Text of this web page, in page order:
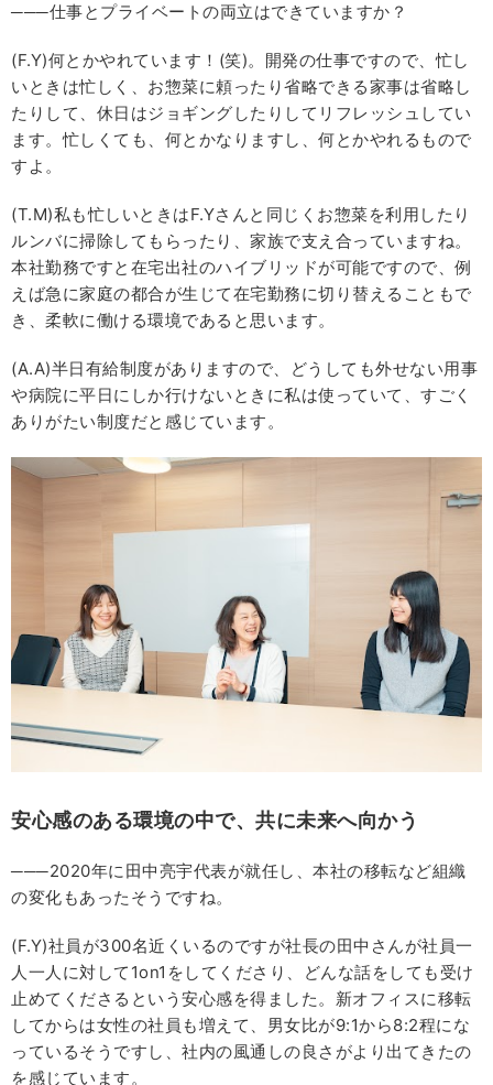
───仕事とプライベートの両立はできていますか？
(F.Y)何とかやれています！(笑)。開発の仕事ですので、忙し
いときは忙しく、お惣菜に頼ったり省略できる家事は省略し
たりして、休日はジョギングしたりしてリフレッシュしてい
ます。忙しくても、何とかなりますし、何とかやれるもので
すよ。
(T.M)私も忙しいときはF.Yさんと同じくお惣菜を利用したり
ルンバに掃除してもらったり、家族で支え合っていますね。
本社勤務ですと在宅出社のハイブリッドが可能ですので、例
えば急に家庭の都合が生じて在宅勤務に切り替えることもで
き、柔軟に働ける環境であると思います。
(A.A)半日有給制度がありますので、どうしても外せない用事
や病院に平日にしか行けないときに私は使っていて、すごく
ありがたい制度だと感じています。
安心感のある環境の中で、共に未来へ向かう
───2020年に田中亮宇代表が就任し、本社の移転など組織
の変化もあったそうですね。
(F.Y)社員が300名近くいるのですが社長の田中さんが社員一
人一人に対して1on1をしてくださり、どんな話をしても受け
止めてくださるという安心感を得ました。新オフィスに移転
してからは女性の社員も増えて、男女比が9:1から8:2程にな
っているそうですし、社内の風通しの良さがより出てきたの
を感じています。